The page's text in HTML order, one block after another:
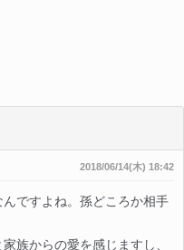
2018/06/14(木) 18:42
ですよね。孫どころか相手
族からの愛を感じますし、